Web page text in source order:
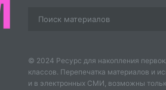
© 2024 Ресурс для накопления
классов. Перепечатка материалов и
и в электронных СМИ, возможны